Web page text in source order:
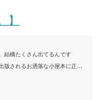
】
結構たくさん出てるんです
されるお洒落な小屋本に正直